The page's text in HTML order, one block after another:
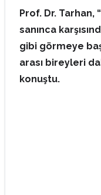
Prof. Dr. Tarhan,
sanınca
gibi görmeye
arası bireyleri
konuştu.